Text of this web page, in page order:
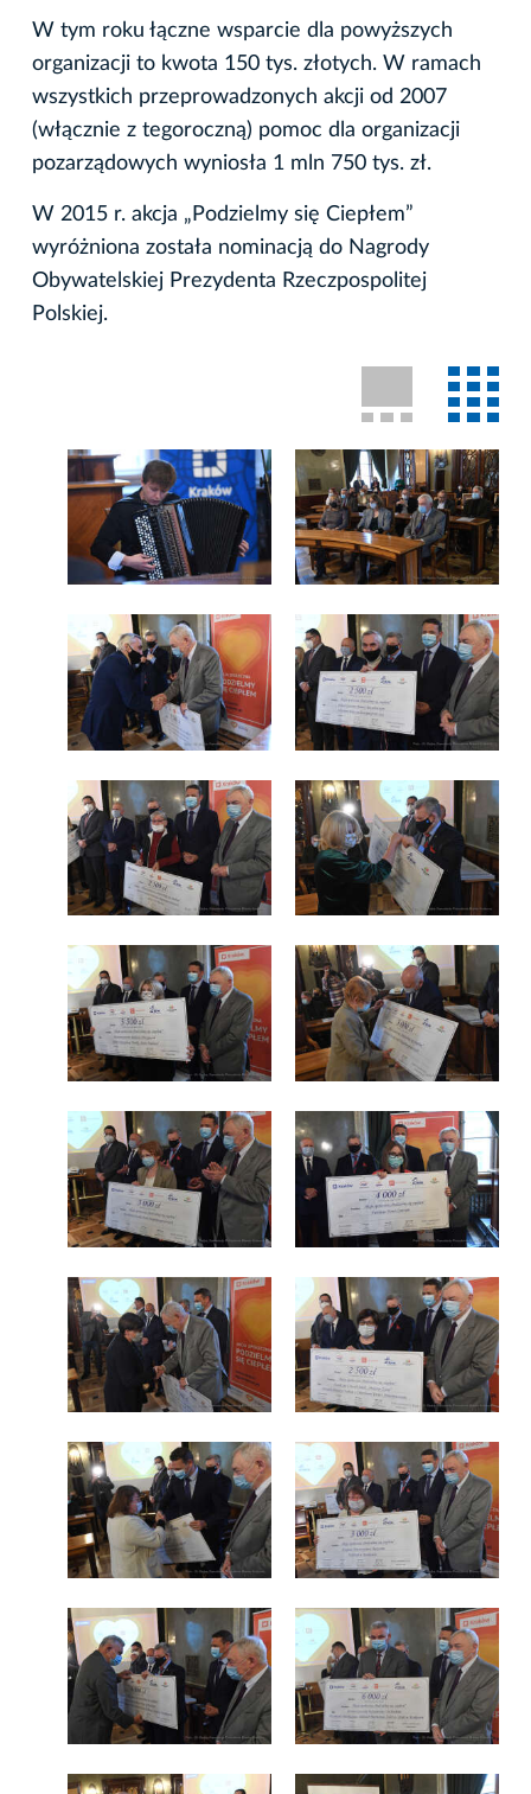
W tym roku łączne wsparcie dla powyższych
organizacji to kwota 150 tys. złotych. W ramach
wszystkich przeprowadzonych akcji od 2007
(włącznie z tegoroczną) pomoc dla organizacji
pozarządowych wyniosła 1 mln 750 tys. zł.
W 2015 r. akcja „Podzielmy się Ciepłem”
wyróżniona została nominacją do Nagrody
Obywatelskiej Prezydenta Rzeczpospolitej
Polskiej.